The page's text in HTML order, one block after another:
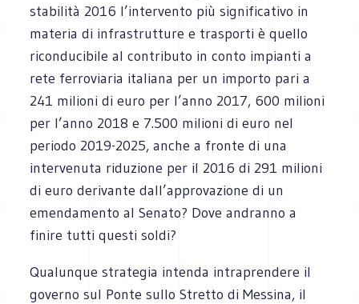
stabilità 2016 l’intervento più significativo in
materia di infrastrutture e trasporti è quello
riconducibile al contributo in conto impianti a
rete ferroviaria italiana per un importo pari a
241 milioni di euro per l’anno 2017, 600 milioni
per l’anno 2018 e 7.500 milioni di euro nel
periodo 2019-2025, anche a fronte di una
intervenuta riduzione per il 2016 di 291 milioni
di euro derivante dall’approvazione di un
emendamento al Senato? Dove andranno a
finire tutti questi soldi?
Qualunque strategia intenda intraprendere il
governo sul Ponte sullo Stretto di Messina, il